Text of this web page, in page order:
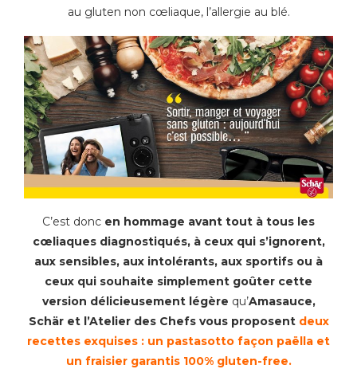
au gluten non cœliaque, l’allergie au blé.
C’est donc en hommage avant tout à tous les
cœliaques diagnostiqués, à ceux qui s’ignorent,
aux sensibles, aux intolérants, aux sportifs ou à
ceux qui souhaite simplement goûter cette
version délicieusement légère qu’Amasauce,
Schär et l’Atelier des Chefs vous proposent deux
recettes exquises : un pastasotto façon paëlla et
un fraisier garantis 100% gluten-free.